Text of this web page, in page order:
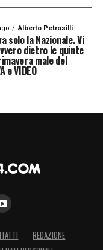
Alberto Petrosilli
solo la Nazionale. Vi
dietro le quinte
male del
e VIDEO
REDAZIONE